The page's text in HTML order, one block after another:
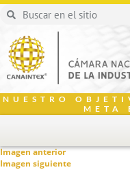
NUESTRO
META
Imagen anterior
Imagen siguiente